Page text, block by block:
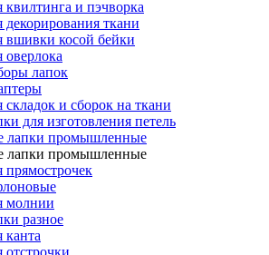
квилтинга и пэчворка
декорирования ткани
вшивки косой бейки
оверлока
лапок
складок и сборок на ткани
для изготовления петель
лапки промышленные
лапки промышленные
прямострочек
молнии
разное
канта
отстрочки